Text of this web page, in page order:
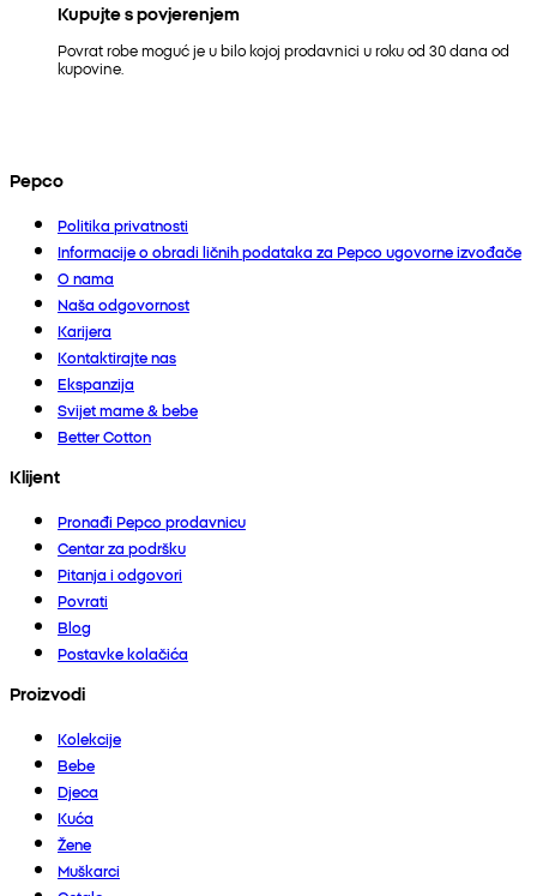
Kupujte s povjerenjem
Povrat robe moguć je u bilo kojoj prodavnici u roku od 30 dana od
kupovine.
Pepco
Politika privatnosti
Informacije o obradi ličnih podataka za Pepco ugovorne izvođače
O nama
Naša odgovornost
Karijera
Kontaktirajte nas
Ekspanzija
Svijet mame & bebe
Better Cotton
Klijent
Pronađi Pepco prodavnicu
Centar za podršku
Pitanja i odgovori
Povrati
Blog
Postavke kolačića
Proizvodi
Kolekcije
Bebe
Djeca
Kuća
Žene
Muškarci